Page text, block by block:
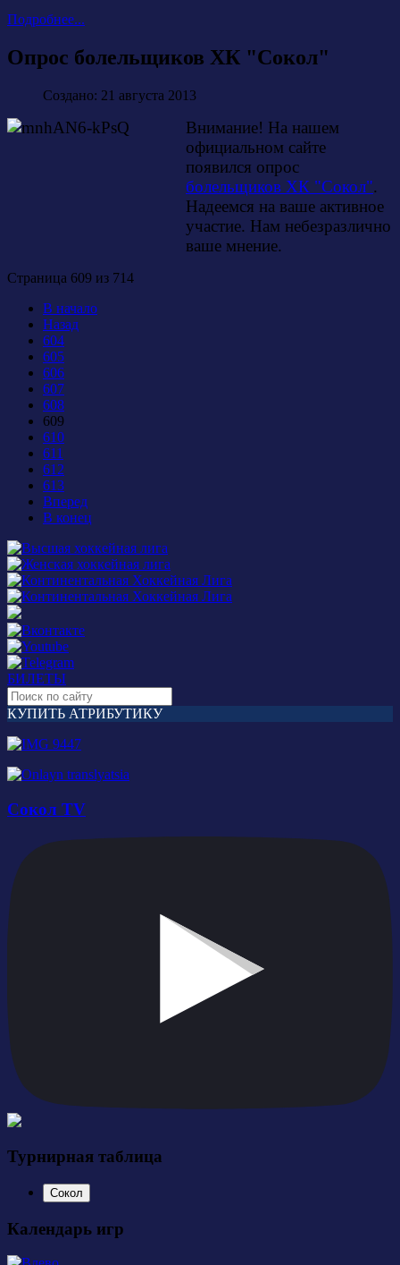
Подробнее...
Опрос болельщиков ХК "Сокол"
Создано: 21 августа 2013
Внимание! На нашем
официальном сайте
появился опрос
болельщиков ХК "Сокол".
Надеемся на ваше активное
участие. Нам небезразлично
ваше мнение.
Страница 609 из 714
В начало
Назад
604
605
606
607
608
609
610
611
612
613
Вперед
В конец
БИЛЕТЫ
КУПИТЬ АТРИБУТИКУ
Сокол TV
Турнирная таблица
Сокол
Календарь игр